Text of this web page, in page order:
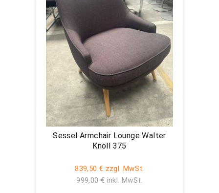
Sessel Armchair Lounge Walter
Knoll 375
839,50 € zzgl. MwSt.
999,00 € inkl. MwSt.